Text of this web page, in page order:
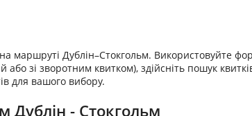
маршруті Дублін–Стокгольм. Використовуйте
зі зворотним квитком), здійсніть пошук
для вашого вибору.
Дублін - Стокгольм